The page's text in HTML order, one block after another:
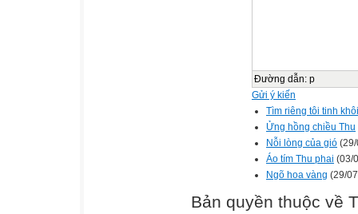
Đường dẫn: p
Gửi ý kiến
Tìm riêng tôi tinh
Ửng hồng chiều Thu
Nỗi lòng của gió
Áo tím Thu phai (03/
Ngõ hoa vàng (29/
Bản quyền thuộc về